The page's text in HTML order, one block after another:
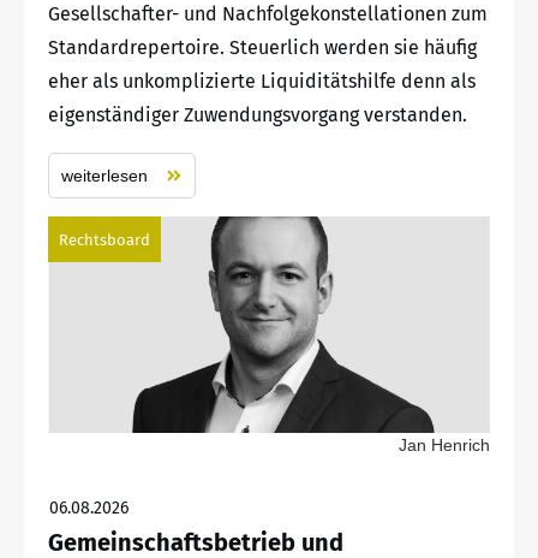
Gesellschafter- und Nachfolgekonstellationen zum
Standardrepertoire. Steuerlich werden sie häufig
eher als unkomplizierte Liquiditätshilfe denn als
eigenständiger Zuwendungsvorgang verstanden.
weiterlesen
Rechtsboard
Jan Henrich
06.08.2026
Gemeinschaftsbetrieb und